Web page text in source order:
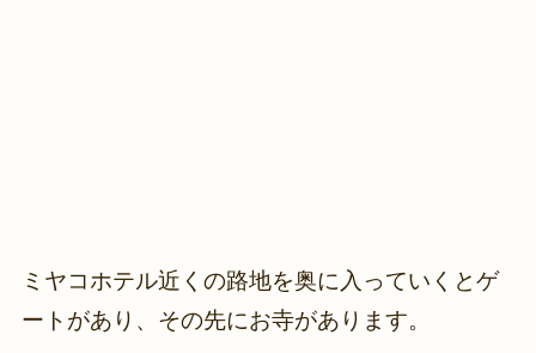
ミヤコホテル近くの路地を奥に入っていくとゲ
ートがあり、その先にお寺があります。